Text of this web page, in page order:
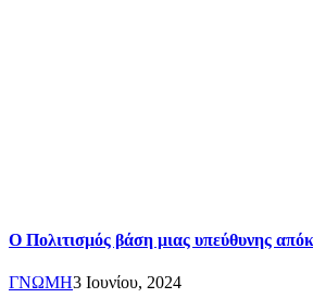
Ο Πολιτισμός βάση μιας υπεύθυνης
ΓΝΩΜΗ3 Ιουνίου, 2024